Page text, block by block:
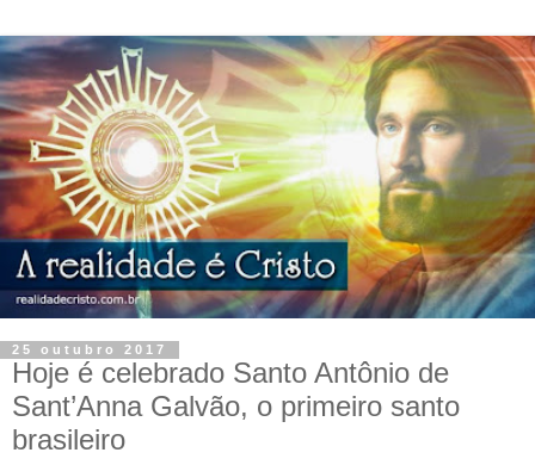
25 outubro 2017
Hoje é celebrado Santo Antônio de
Sant’Anna Galvão, o primeiro santo
brasileiro